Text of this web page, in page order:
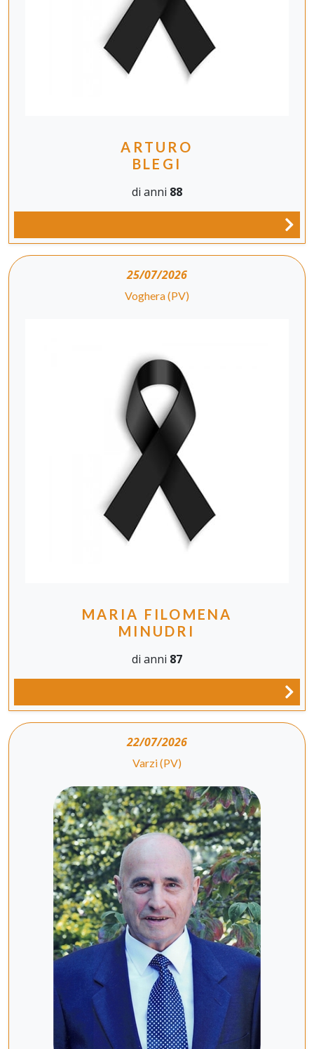
ARTURO
BLEGI
di anni 88
25/07/2026
Voghera (PV)
MARIA FILOMENA
MINUDRI
di anni 87
22/07/2026
Varzi (PV)